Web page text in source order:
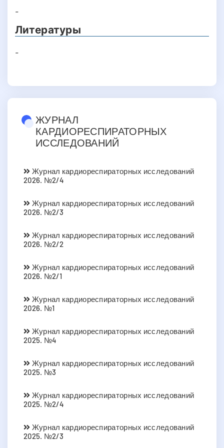
-
Литературы
-
ЖУРНАЛ
КАРДИОРЕСПИРАТОРНЫХ
ИССЛЕДОВАНИЙ
Журнал кардиореспираторных исследований
2026. №2/4
Журнал кардиореспираторных исследований
2026. №2/3
Журнал кардиореспираторных исследований
2026. №2/2
Журнал кардиореспираторных исследований
2026. №2/1
Журнал кардиореспираторных исследований
2026. №1
Журнал кардиореспираторных исследований
2025. №4
Журнал кардиореспираторных исследований
2025. №3
Журнал кардиореспираторных исследований
2025. №2/4
Журнал кардиореспираторных исследований
2025. №2/3